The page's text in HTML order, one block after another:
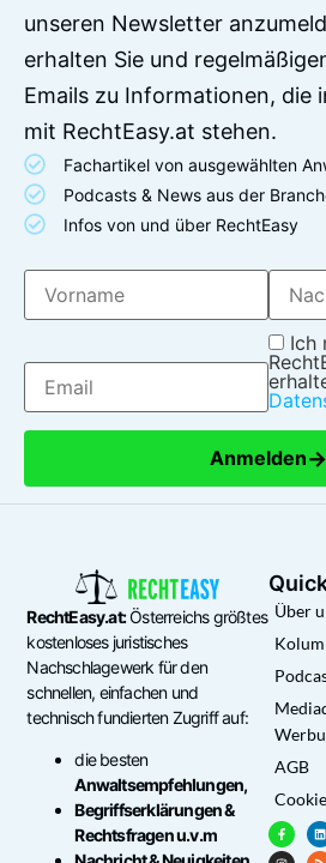
unseren Newsletter
erhalten Sie und
Emails zu Informationen, die
mit RechtEasy.at stehen.
Fachartikel von ausgewählten
Podcasts & News aus der
Infos von und über RechtEasy
Ich
Anmelden→
RechtEasy.at:Österreichs größtes
kostenloses juristisches
Nachschlagewerk für den
schnellen, einfachen und
technisch fundierten Zugriff auf:
die besten
Anwaltsempfehlungen,
Begriffserklärungen &
Rechtsfragen u.v.m
Über
AGB